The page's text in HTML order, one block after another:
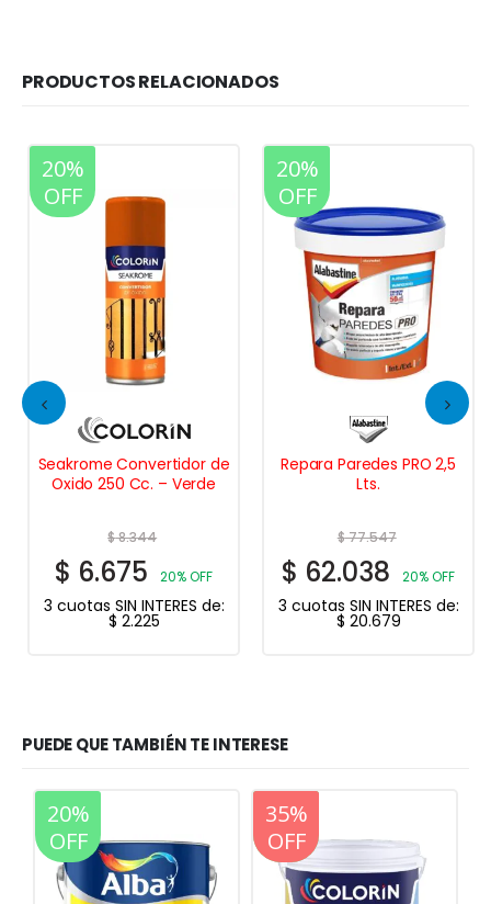
PRODUCTOS RELACIONADOS
20%
OFF
Seakrome Convertidor de
Oxido 250 Cc. – Verde
$8.344
$ 6.675 20% OFF
3 cuotas SIN INTERES de:
$ 2.225
20%
OFF
Repara Paredes PRO 2,5
Lts.
$77.547
$ 62.038 20% OFF
3 cuotas SIN INTERES de:
$ 20.679
PUEDE QUE TAMBIÉN TE INTERESE
20%
OFF
35%
OFF
20%
OFF